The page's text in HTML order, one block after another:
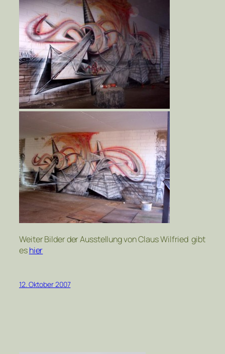
Weiter Bilder der Ausstellung von Claus Wilfried gibt
eshier
12. Oktober 2007